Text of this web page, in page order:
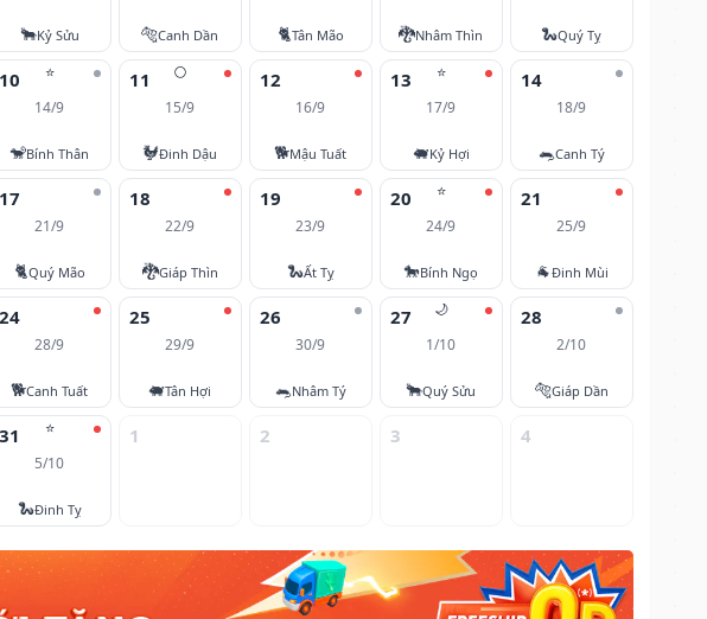
🐂Kỷ Sửu 🐅Canh Dần 🐈Tân Mão 🐉Nhâm Thìn 🐍Quý Tỵ
⭐
10
14/9
🐒Bính Thân
🌕
11
15/9
🐓Đinh Dậu
12
16/9
🐕Mậu Tuất
⭐
13
17/9
🐖Kỷ Hợi
14
18/9
🐀Canh Tý
17
21/9
🐈Quý Mão
18
22/9
🐉Giáp Thìn
19
23/9
🐍Ất Tỵ
⭐
20
24/9
🐎Bính Ngọ
21
25/9
🐐Đinh Mùi
24
28/9
🐕Canh Tuất
25
29/9
🐖Tân Hợi
26
30/9
🐀Nhâm Tý
🌙
27
1/10
🐂Quý Sửu
28
2/10
🐅Giáp Dần
⭐
31
5/10
🐍Đinh Tỵ
1 2 3 4